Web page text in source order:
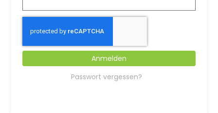
Anmelden
Passwort vergessen?